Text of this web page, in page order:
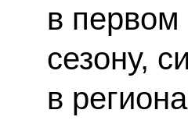
в первом
сезону,
в